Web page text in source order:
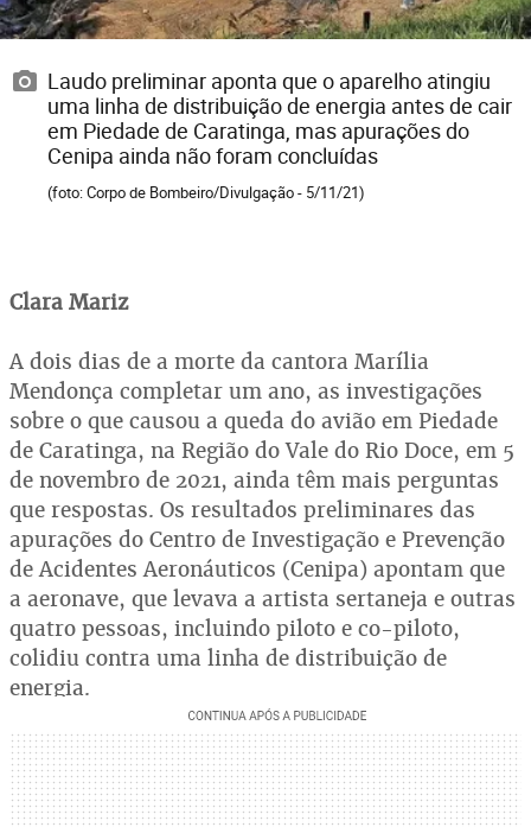
Laudo preliminar aponta que o aparelho atingiu
uma linha de distribuição de energia antes de cair
em Piedade de Caratinga, mas apurações do
Cenipa ainda não foram concluídas
(foto: Corpo de Bombeiro/Divulgação - 5/11/21)
Clara Mariz
A dois dias de a morte da cantora Marília
Mendonça completar um ano, as investigações
sobre o que causou a queda do avião em Piedade
de Caratinga, na Região do Vale do Rio Doce, em 5
de novembro de 2021, ainda têm mais perguntas
que respostas. Os resultados preliminares das
apurações do Centro de Investigação e Prevenção
de Acidentes Aeronáuticos (Cenipa) apontam que
a aeronave, que levava a artista sertaneja e outras
quatro pessoas, incluindo piloto e co-piloto,
colidiu contra uma linha de distribuição de
energia.